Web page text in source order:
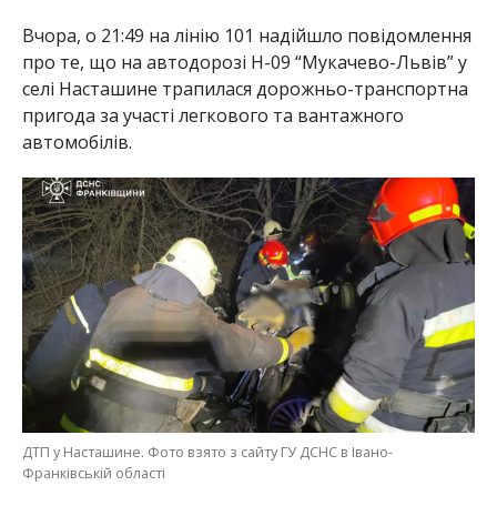
Вчора, о 21:49 на лінію 101 надійшло повідомлення
про те, що на автодорозі Н-09 “Мукачево-Львів” у
селі Насташине трапилася дорожньо-транспортна
пригода за участі легкового та вантажного
автомобілів.
ДТП у Насташине. Фото взято з сайту ГУ ДСНС в Івано-
Франківській області